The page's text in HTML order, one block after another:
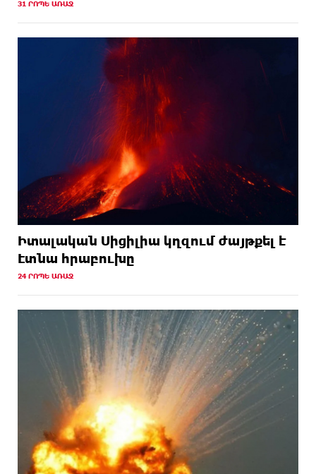
31 ՐՈՊԵ ԱՌԱՋ
Իտալական Սիցիլիա կղզում ժայթքել է
Էտնա հրաբուխը
24 ՐՈՊԵ ԱՌԱՋ